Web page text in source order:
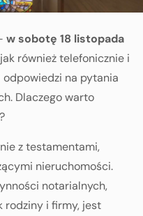
w sobotę 18 listopada
również telefonicznie i
odpowiedzi na pytania
Dlaczego warto
z testamentami,
nieruchomości.
notarialnych,
rodziny i firmy, jest